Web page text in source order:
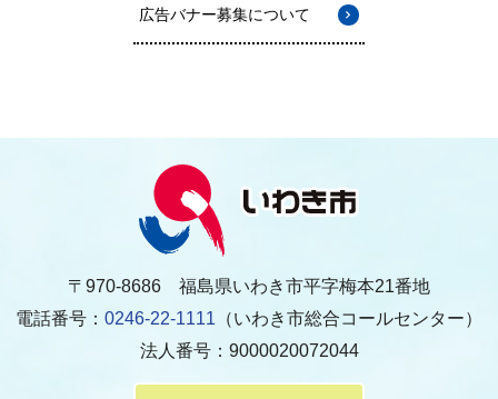
広告バナー募集について
〒970-8686 福島県いわき市平字梅本21番地
電話番号： 0246-22-1111 （いわき市総合コールセンター）
法人番号：9000020072044